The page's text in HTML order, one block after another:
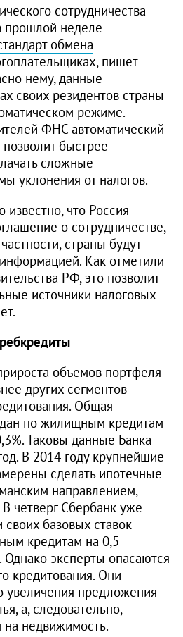
сотрудничества
прошлой неделе
обмена
пишет
нему, данные
своих резидентов страны
режиме.
ФНС автоматический
быстрее
сложные
уклонения от налогов.
известно, что Россия
о сотрудничестве,
страны будут
Как отметили
РФ, это позволит
источники налоговых
объемов портфеля
других сегментов
Общая
по жилищным кредитам
Таковы данные Банка
В 2014 году крупнейшие
сделать ипотечные
направлением,
четверг Сбербанк уже
базовых ставок
кредитам на 0,5
Однако эксперты опасаются
кредитования. Они
увеличения предложения
а, следовательно,
на недвижимость.